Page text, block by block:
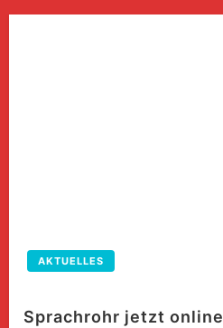
AKTUELLES
Sprachrohr jetzt online